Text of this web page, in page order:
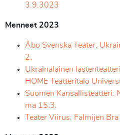
3.9.3023
Menneet 2023
Åbo Svenska Teater:
2.
Ukrainalainen
HOME Teatteritalo
Suomen Kansallisteatteri:
ma 15.3.
Teater Viirus: Falmijen Bra